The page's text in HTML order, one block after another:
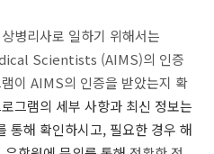
병리사로 일하기 위해서는
Scientists (AIMS)의 인증
이 AIMS의 인증을 받았는지 확
그램의 세부 사항과 최신 정보는
통해 확인하시고, 필요한 경우 해